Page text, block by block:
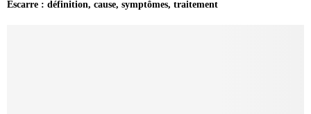
Escarre : définition, cause, symptômes, traitement